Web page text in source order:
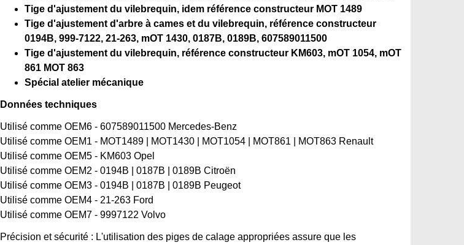
Tige d'ajustement du vilebrequin, idem référence constructeur MOT 1489
Tige d'ajustement d'arbre à cames et du vilebrequin, référence constructeur
0194B, 999-7122, 21-263, mOT 1430, 0187B, 0189B, 607589011500
Tige d'ajustement du vilebrequin, référence constructeur KM603, mOT 1054, mOT
861 MOT 863
Spécial atelier mécanique
Données techniques
Utilisé comme OEM6 - 607589011500 Mercedes-Benz
Utilisé comme OEM1 - MOT1489 | MOT1430 | MOT1054 | MOT861 | MOT863 Renault
Utilisé comme OEM5 - KM603 Opel
Utilisé comme OEM2 - 0194B | 0187B | 0189B Citroën
Utilisé comme OEM3 - 0194B | 0187B | 0189B Peugeot
Utilisé comme OEM4 - 21-263 Ford
Utilisé comme OEM7 - 9997122 Volvo
Précision et sécurité : L'utilisation des piges de calage appropriées assure que les